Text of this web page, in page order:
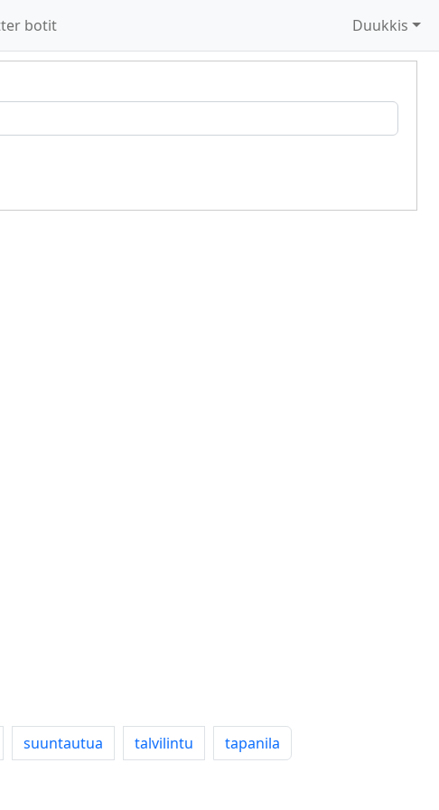
botit Duukkis
suuntautua talvilintu tapanila